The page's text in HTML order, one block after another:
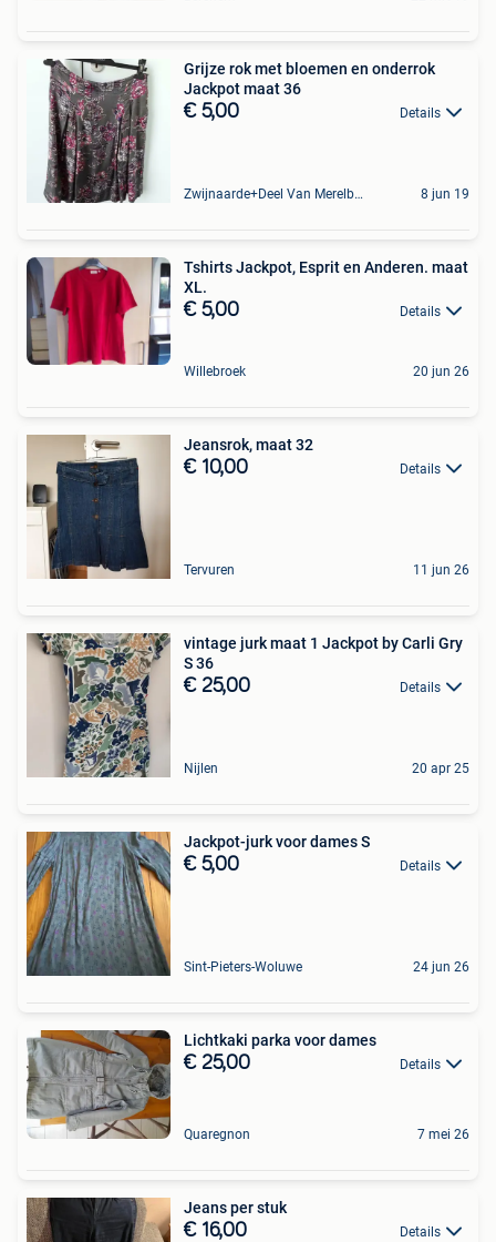
Grijze rok met bloemen en onderrok
Jackpot maat 36
€ 5,00 Details
Zwijnaarde+Deel Van Merelbeke 8 jun 19
Tshirts Jackpot, Esprit en Anderen. maat
XL.
€ 5,00 Details
Willebroek 20 jun 26
Jeansrok, maat 32
€ 10,00 Details
Tervuren 11 jun 26
vintage jurk maat 1 Jackpot by Carli Gry
S 36
€ 25,00 Details
Nijlen 20 apr 25
Jackpot-jurk voor dames S
€ 5,00 Details
Sint-Pieters-Woluwe 24 jun 26
Lichtkaki parka voor dames
€ 25,00 Details
Quaregnon 7 mei 26
Jeans per stuk
€ 16,00 Details